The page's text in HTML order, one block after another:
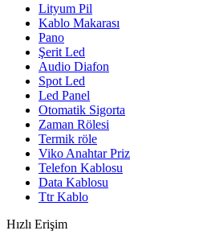
Lityum Pil
Kablo Makarası
Pano
Şerit Led
Audio Diafon
Spot Led
Led Panel
Otomatik Sigorta
Zaman Rölesi
Termik röle
Viko Anahtar Priz
Telefon Kablosu
Data Kablosu
Ttr Kablo
Hızlı Erişim